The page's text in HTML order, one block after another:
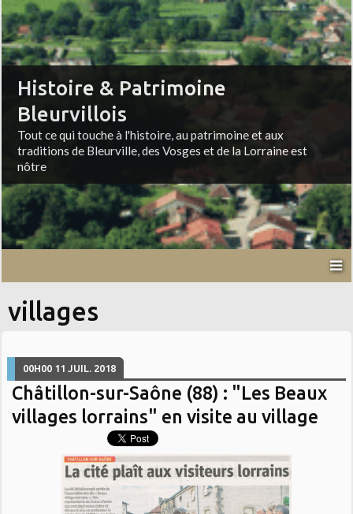
Histoire & Patrimoine
Bleurvillois
Tout ce qui touche à l'histoire, au patrimoine et aux
traditions de Bleurville, des Vosges et de la Lorraine est
nôtre
villages
00H00 11 JUIL. 2018
Châtillon-sur-Saône (88) : "Les Beaux
villages lorrains" en visite au village